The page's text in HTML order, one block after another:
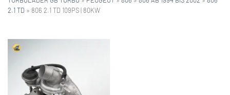
2.1 TD » 806 2.1 TD 109PS | 80KW